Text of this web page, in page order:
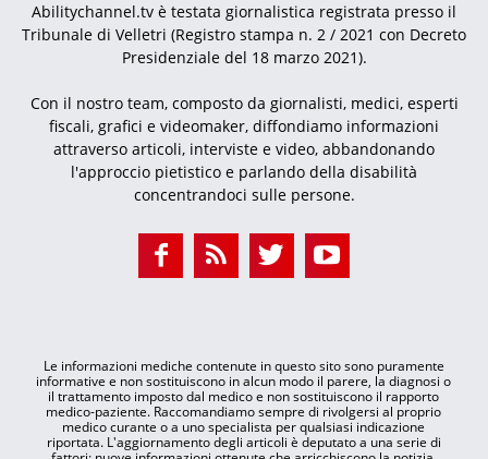
Abilitychannel.tv è testata giornalistica registrata presso il
Tribunale di Velletri (Registro stampa n. 2 / 2021 con Decreto
Presidenziale del 18 marzo 2021).
Con il nostro team, composto da giornalisti, medici, esperti
fiscali, grafici e videomaker, diffondiamo informazioni
attraverso articoli, interviste e video, abbandonando
l'approccio pietistico e parlando della disabilità
concentrandoci sulle persone.
Le informazioni mediche contenute in questo sito sono puramente
informative e non sostituiscono in alcun modo il parere, la diagnosi o
il trattamento imposto dal medico e non sostituiscono il rapporto
medico-paziente. Raccomandiamo sempre di rivolgersi al proprio
medico curante o a uno specialista per qualsiasi indicazione
riportata. L'aggiornamento degli articoli è deputato a una serie di